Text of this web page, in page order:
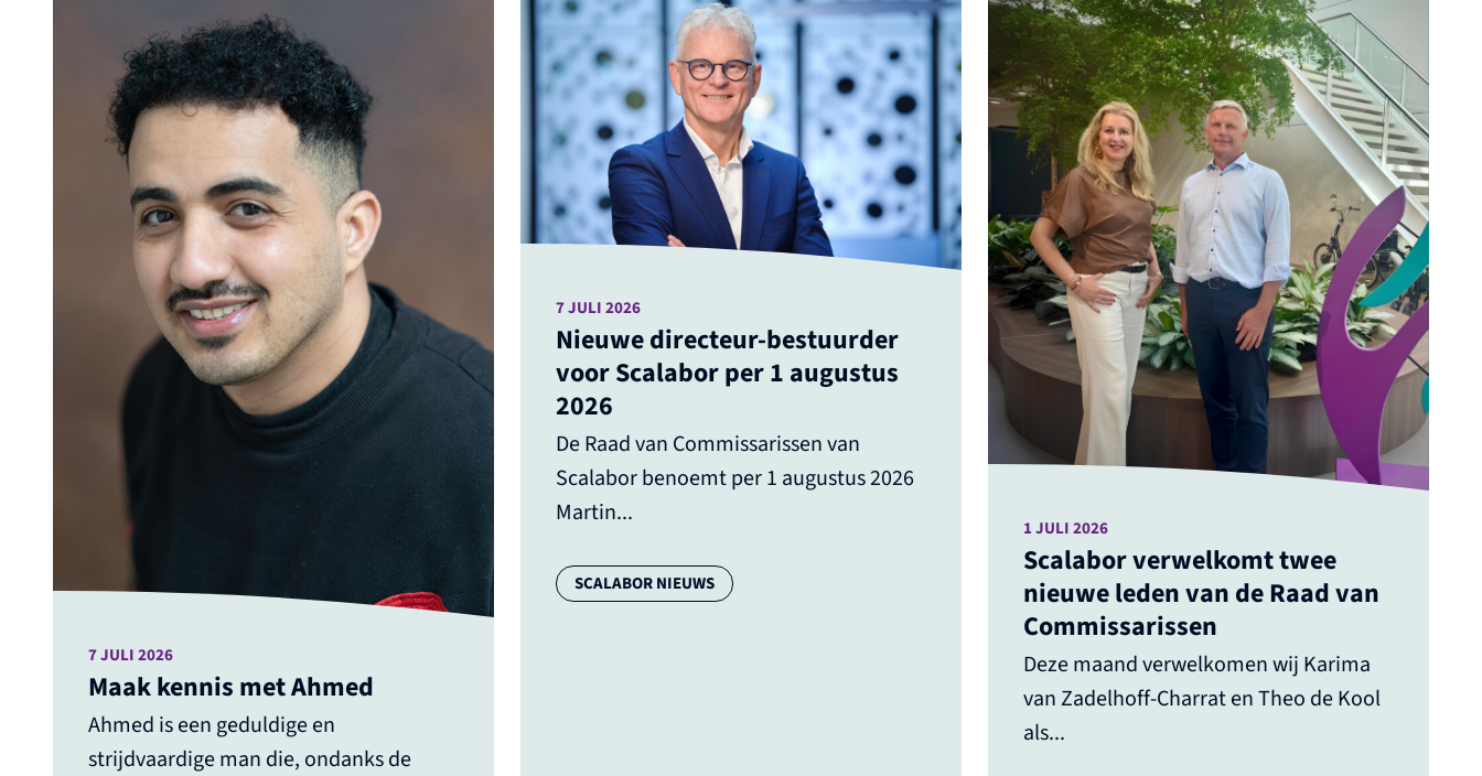
Maak kennis met Ahmed
Ahmed is een geduldige en
strijdvaardige man die, ondanks de
7 JULI 2026
Nieuwe directeur-bestuurder
voor Scalabor per 1 augustus
2026
De Raad van Commissarissen van
Scalabor benoemt per 1 augustus 2026
Martin...
7 JULI 2026
Categorie:
SCALABOR NIEUWS
Scalabor verwelkomt twee
nieuwe leden van de Raad van
Commissarissen
Deze maand verwelkomen wij Karima
van Zadelhoff-Charrat en Theo de Kool
als...
1 JULI 2026